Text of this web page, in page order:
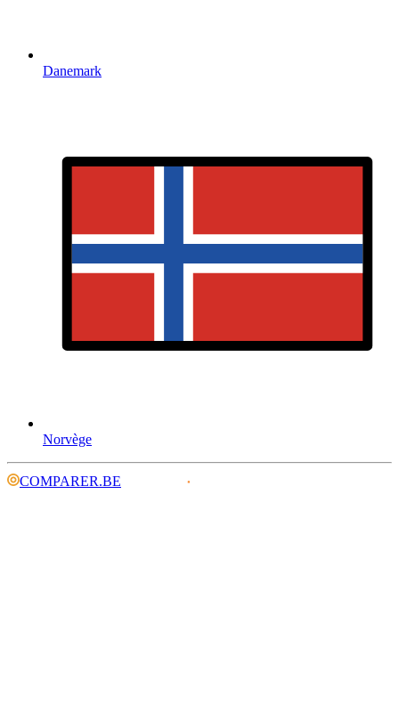
Danemark
Norvège
COMPARER.BE